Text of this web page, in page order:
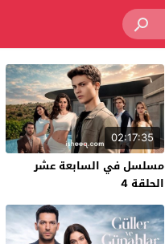
02:17:35
مسلسل في السابعة عشر
الحلقة 4